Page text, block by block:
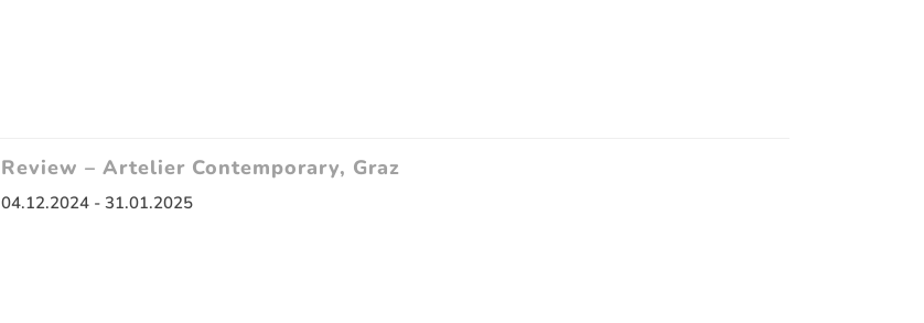
Review – Artelier Contemporary, Graz
04.12.2024 - 31.01.2025